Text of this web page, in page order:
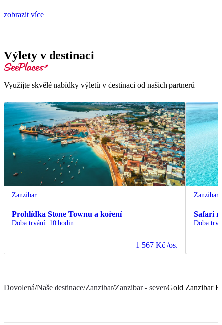
zobrazit více
Výlety v destinaci
Využijte skvělé nabídky výletů v destinaci od našich partnerů
Zanzibar
Prohlídka Stone Townu a koření
Doba trvání: 10 hodin
1 567 Kč /os.
Zanzibar
Safari
Doba
Dovolená/Naše destinace/Zanzibar/Zanzibar - sever/Gold Zanzibar